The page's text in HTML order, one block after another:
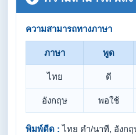
ความสามารถทางภาษา
ภาษา พูด
ไทย ดี
อังกฤษ พอใช้
พิมพ์ดีด : ไทย คำ/นาที, อังก